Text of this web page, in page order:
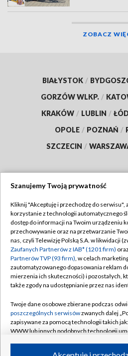
ZOBACZ
BIAŁYSTOK /
GORZÓW WLKP. /
KRAKÓW / LUBLIN /
OPOLE / POZNAŃ /
SZCZECIN /
TVP
Abonament TVP
Emisja w TVP
Centrum informacji TVP
Naziemna Telewizja Cyfrowa
Rada Programowa
System NOS
Informacje o nadawcy
Regulamin
Polityka
Moje
Pomoc
Kanały
Szanujemy Twoją prywatność
Kliknij "Akceptuję i przechodzę do serwisu",
korzystanie z technologii automatycznego
dostęp do informacji na Twoim urządzeniu
przechowywanie oraz na przetwarzanie
nas, czyli Telewizję Polską S.A. w likwidacji
Zaufanych Partnerów z IAB* (1201 firm)
Partnerów TVP (93 firm), w celach
zautomatyzowanego dopasowania reklam
mierzenia ich skuteczności) i pozostałych,
także zgody na udostępnianie przez nas
Twoje dane osobowe zbierane podczas
poszczególnych serwisówzwanych dalej
zapisywane za pomocą technologii takich
WWW lub innych podobnych technologii